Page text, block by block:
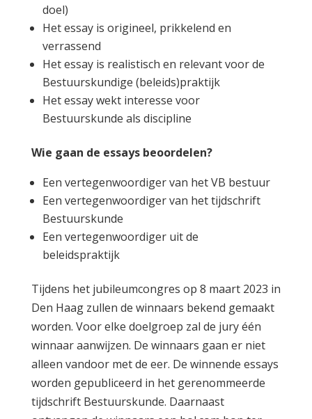
doel)
Het essay is origineel, prikkelend en
verrassend
Het essay is realistisch en relevant voor de
Bestuurskundige (beleids)praktijk
Het essay wekt interesse voor
Bestuurskunde als discipline
Wie gaan de essays beoordelen?
Een vertegenwoordiger van het VB bestuur
Een vertegenwoordiger van het tijdschrift
Bestuurskunde
Een vertegenwoordiger uit de
beleidspraktijk
Tijdens het jubileumcongres op 8 maart 2023 in
Den Haag zullen de winnaars bekend gemaakt
worden. Voor elke doelgroep zal de jury één
winnaar aanwijzen. De winnaars gaan er niet
alleen vandoor met de eer. De winnende essays
worden gepubliceerd in het gerenommeerde
tijdschrift Bestuurskunde. Daarnaast